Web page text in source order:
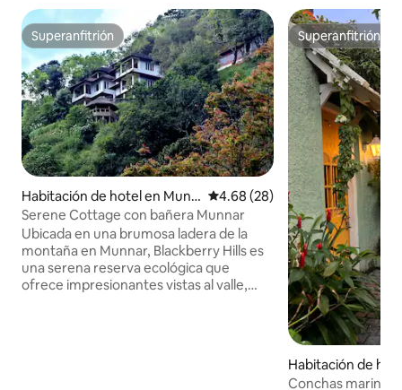
Superanfitrión
Superanfitrión
Habitación de hotel en Munn
ar
Calificación promedio: 4.68 de
4.68 (28)
Serene Cottage con bañera Munnar
Ubicada en una brumosa ladera de la
montaña en Munnar, Blackberry Hills es
una serena reserva ecológica que
ofrece impresionantes vistas al valle,
Superanfitrión
Superanfitrión
Habitación de
Conchas marinas